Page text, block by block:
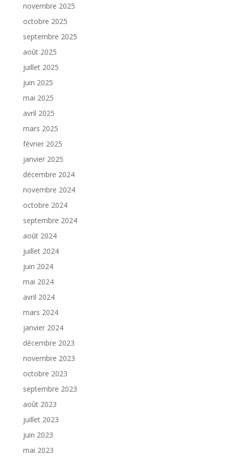
novembre 2025
octobre 2025
septembre 2025
août 2025
juillet 2025
juin 2025
mai 2025
avril 2025
mars 2025
février 2025
janvier 2025
décembre 2024
novembre 2024
octobre 2024
septembre 2024
août 2024
juillet 2024
juin 2024
mai 2024
avril 2024
mars 2024
janvier 2024
décembre 2023
novembre 2023
octobre 2023
septembre 2023
août 2023
juillet 2023
juin 2023
mai 2023